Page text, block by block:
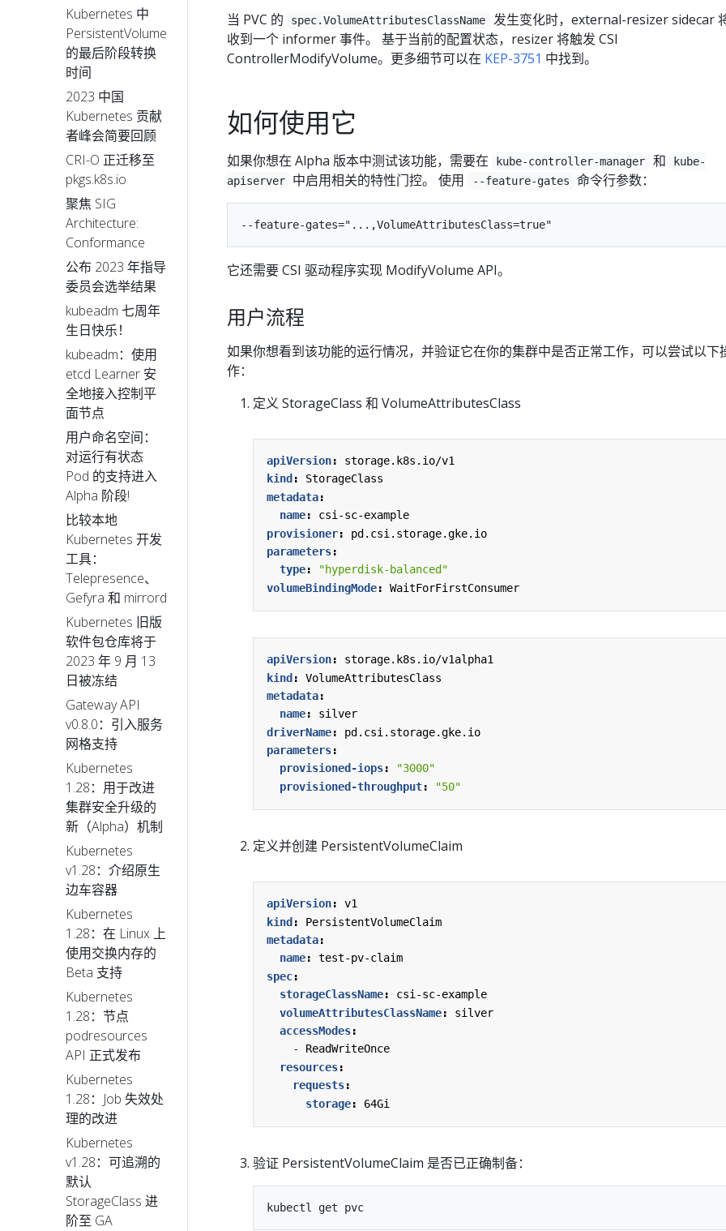
Kubernetes 中
PersistentVolume
的最后阶段转换
时间
2023 中国
Kubernetes 贡献
者峰会简要回顾
CRI-O 正迁移至
pkgs.k8s.io
聚焦 SIG
Architecture:
Conformance
公布 2023 年指导
委员会选举结果
kubeadm 七周年
生日快乐！
kubeadm：使用
etcd Learner 安
全地接入控制平
面节点
用户命名空间：
对运行有状态
Pod 的支持进入
Alpha 阶段!
比较本地
Kubernetes 开发
工具：
Telepresence、
Gefyra 和 mirrord
Kubernetes 旧版
软件包仓库将于
2023 年 9 月 13
日被冻结
Gateway API
v0.8.0：引入服务
网格支持
Kubernetes
1.28：用于改进
集群安全升级的
新（Alpha）机制
Kubernetes
v1.28：介绍原生
边车容器
Kubernetes
1.28：在 Linux 上
使用交换内存的
Beta 支持
Kubernetes
1.28：节点
podresources
API 正式发布
Kubernetes
1.28：Job 失效处
理的改进
Kubernetes
v1.28：可追溯的
默认
StorageClass 进
阶至 GA
当 PVC 的
spec.VolumeAttributesClassName
发生变化时，external-resizer sidecar
收到一个 informer 事件。 基于当前的配置状态，resizer 将触发 CSI
ControllerModifyVolume。更多细节可以在 KEP-3751 中找到。
如何使用它
如果你想在 Alpha 版本中测试该功能，需要在 kube-controller-manager 和
kube-
apiserver
中启用相关的特性门控。 使用 --feature-gates 命令行参数：
它还需要 CSI 驱动程序实现 ModifyVolume API。
用户流程
如果你想看到该功能的运行情况，并验证它在你的集群中是否正常工作，可以尝试以下
作：
定义 StorageClass 和 VolumeAttributesClass
apiVersion:
storage.k8s.io/v1
kind :
StorageClass
metadata:
name:
csi-sc-example
provisioner:
pd.csi.storage.gke.io
parameters:
type:
"hyperdisk-balanced"
volumeBindingMode: WaitForFirstConsumer
apiVersion:
storage.k8s.io/v1alpha1
kind:
VolumeAttributesClass
metadata:
name:
silver
driverName:
pd.csi.storage.gke.io
parameters:
provisioned-iops:
"3000"
provisioned-throughput: "50"
定义并创建 PersistentVolumeClaim
apiVersion:
v1
kind :
PersistentVolumeClaim
metadata:
name:
test-pv-claim
spec:
storageClassName:
csi-sc-example
volumeAttributesClassName:
silver
accessModes:
- ReadWriteOnce
resources:
requests:
storage: 64Gi
验证 PersistentVolumeClaim 是否已正确制备：